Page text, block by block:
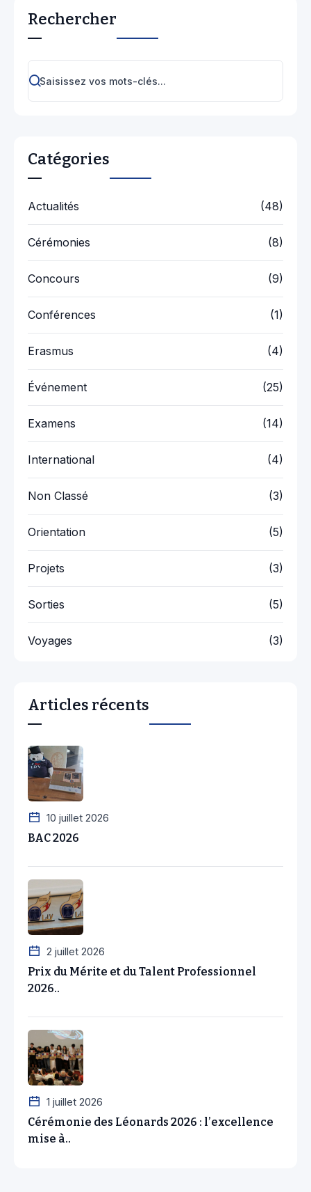
Rechercher
Catégories
Actualités (48)
Cérémonies (8)
Concours (9)
Conférences (1)
Erasmus (4)
Événement (25)
Examens (14)
International (4)
Non Classé (3)
Orientation (5)
Projets (3)
Sorties (5)
Voyages (3)
Articles récents
10 juillet 2026
BAC 2026
2 juillet 2026
Prix du Mérite et du Talent Professionnel
2026..
1 juillet 2026
Cérémonie des Léonards 2026 : l’excellence
mise à..